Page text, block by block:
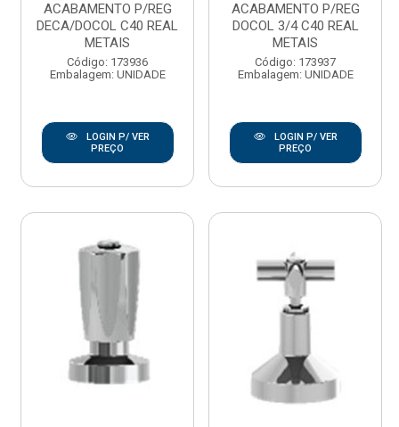
ACABAMENTO P/REG
DECA/DOCOL C40 REAL
METAIS
Código: 173936
Embalagem: UNIDADE
LOGIN P/ VER
PREÇO
ACABAMENTO P/REG
DOCOL 3/4 C40 REAL
METAIS
Código: 173937
Embalagem: UNIDADE
LOGIN P/ VER
PREÇO